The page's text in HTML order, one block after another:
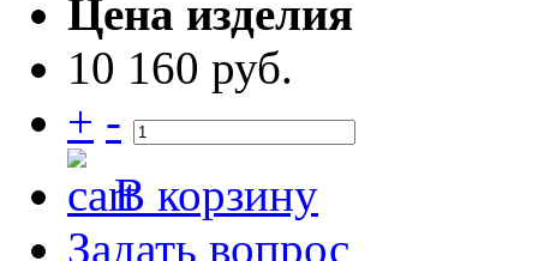
Цена изделия
10 160 руб.
+ -
В корзину
Задать вопрос